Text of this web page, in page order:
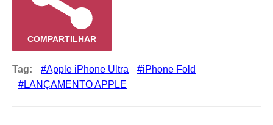
COMPARTILHAR
Tag: Apple iPhone Ultra
iPhone Fold
LANÇAMENTO APPLE